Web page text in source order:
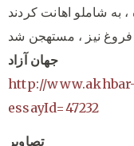
، به شاملو اهانت کردند
جهان آزاد
http://
essayId=47232
تصاویر